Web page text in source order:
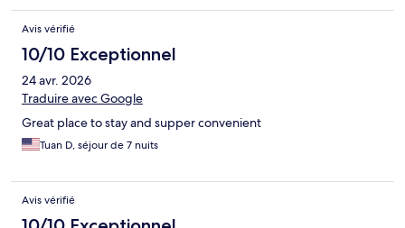
Avis vérifié
10/10 Exceptionnel
24 avr. 2026
Traduire avec Google
Great place to stay and supper convenient
Tuan D, séjour de 7 nuits
Avis vérifié